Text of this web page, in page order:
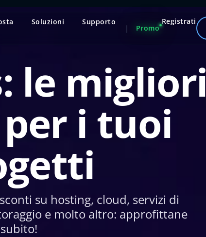
Soluzioni Supporto
Promo
Registrati
le migliori
i tuoi
su hosting, cloud, servizi di
e molto altro: approfittane
subito!